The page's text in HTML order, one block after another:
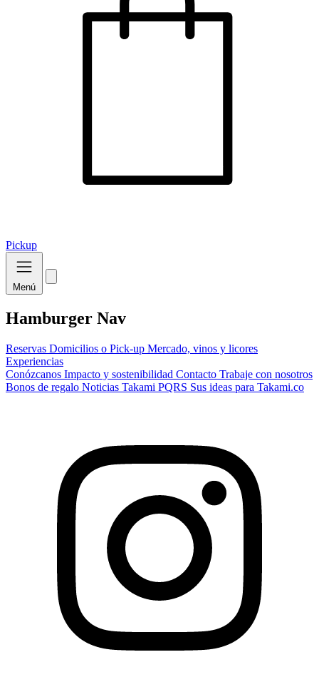
Pickup
Menú
Hamburger Nav
Reservas Domicilios o Pick-up Mercado, vinos y licores
Experiencias
Conózcanos Impacto y sostenibilidad Contacto Trabaje con nosotros
Bonos de regalo Noticias Takami PQRS Sus ideas para Takami.co